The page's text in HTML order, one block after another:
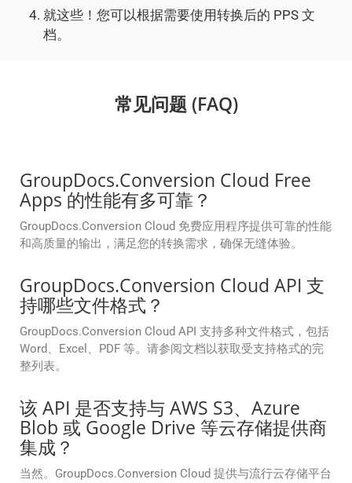
就这些！您可以根据需要使用转换后的 PPS 文
档。
常见问题 (FAQ)
GroupDocs.Conversion Cloud Free
Apps 的性能有多可靠？
GroupDocs.Conversion Cloud 免费应用程序提供可靠的性能
和高质量的输出，满足您的转换需求，确保无缝体验。
GroupDocs.Conversion Cloud API 支
持哪些文件格式？
GroupDocs.Conversion Cloud API 支持多种文件格式，包括
Word、Excel、PDF 等。请参阅文档以获取受支持格式的完
整列表。
该 API 是否支持与 AWS S3、Azure
Blob 或 Google Drive 等云存储提供商
集成？
当然。GroupDocs.Conversion Cloud 提供与流行云存储平台